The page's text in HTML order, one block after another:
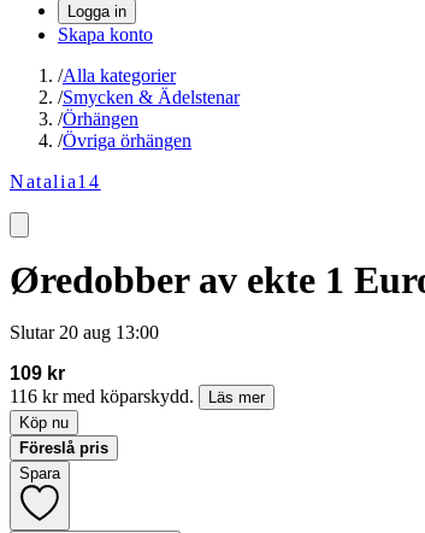
Logga in
Skapa konto
/Alla kategorier
/Smycken & Ädelstenar
/Örhängen
/Övriga örhängen
Natalia14
Øredobber av ekte 1
Slutar 20 aug 13:00
109 kr
116 kr med köparskydd.
Läs mer
Köp nu
Föreslå pris
Spara